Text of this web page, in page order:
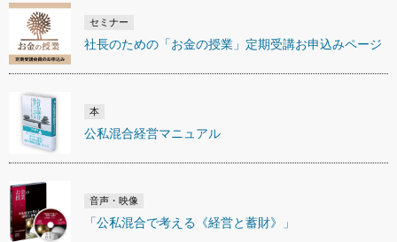
セミナー
社長のための「お金の授業」定期受講お申込みページ
本
公私混合経営マニュアル
音声・映像
「公私混合で考える《経営と蓄財》」